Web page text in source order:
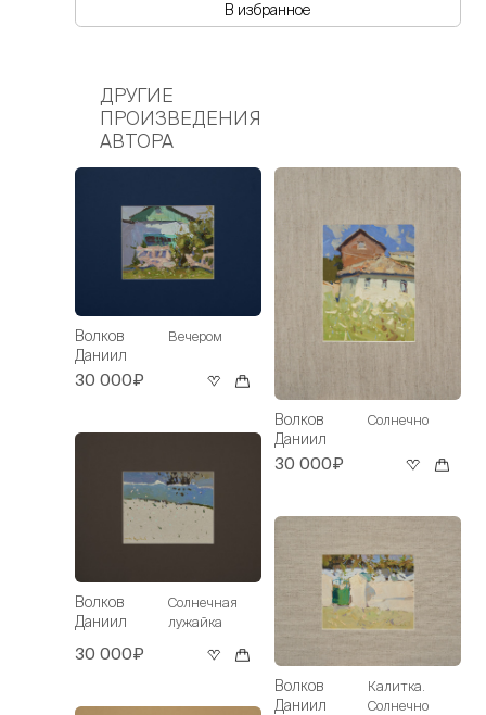
В избранное
ДРУГИЕ
ПРОИЗВЕДЕНИЯ
АВТОРА
Волков
Даниил
Вечером
30 000₽
Волков
Даниил
Солнечная
лужайка
30 000₽
Волков
Даниил
Солнечно
30 000₽
Волков
Даниил
Калитка.
Солнечно